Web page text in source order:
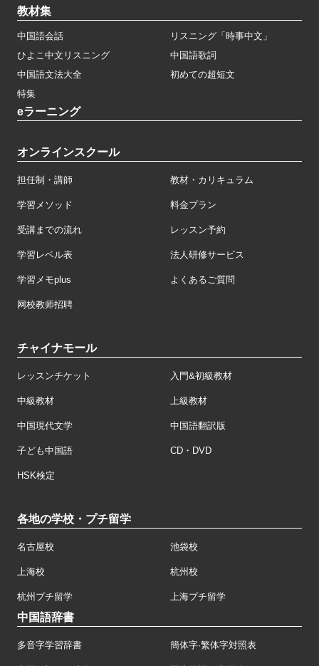
教材集
中国語会話
リスニング「時事中文」
ひよこ中文リスニング
中国語歌詞
中国語文法大全
初めての超短文
特集
eラーニング
オンラインスクール
担任制・講師 教材・カリキュラム
学習メソッド 料金プラン
受講までの流れ レッスン予約
学習レベル表 法人研修サービス
学習メモplus よくあるご質問
网校教师招聘
チャイナモール
レッスンチケット 入門&初級教材
中級教材 上級教材
中国現代文学 中国語翻訳版
子ども中国語 CD・DVD
HSK検定
各地の学校・プチ留学
名古屋校 池袋校
上海校 杭州校
杭州プチ留学 上海プチ留学
中国語辞書
多音字学習辞書 簡体字·繁体字対照表